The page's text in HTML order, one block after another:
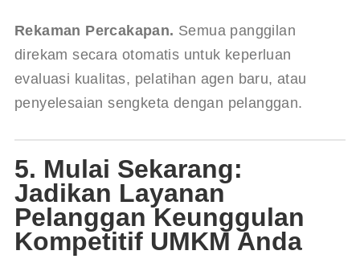
Rekaman Percakapan. Semua panggilan
direkam secara otomatis untuk keperluan
evaluasi kualitas, pelatihan agen baru, atau
penyelesaian sengketa dengan pelanggan.
5. Mulai Sekarang:
Jadikan Layanan
Pelanggan Keunggulan
Kompetitif UMKM Anda